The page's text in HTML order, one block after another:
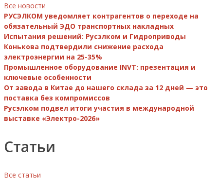
Все новости
РУСЭЛКОМ уведомляет контрагентов о переходе на
обязательный ЭДО транспортных накладных
Испытания решений: Русэлком и Гидроприводы
Конькова подтвердили снижение расхода
электроэнергии на 25-35%
Промышленное оборудование INVT: презентация и
ключевые особенности
От завода в Китае до нашего склада за 12 дней — это
поставка без компромиссов
Русэлком подвел итоги участия в международной
выставке «Электро-2026»
Статьи
Все статьи